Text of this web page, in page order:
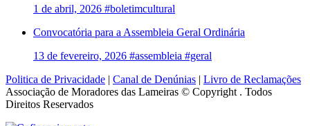
1 de abril, 2026 #boletimcultural
Convocatória para a Assembleia Geral Ordinária
13 de fevereiro, 2026 #assembleia #geral
Politica de Privacidade | Canal de Denúnias | Livro de Reclamações
Associação de Moradores das Lameiras © Copyright . Todos
Direitos Reservados